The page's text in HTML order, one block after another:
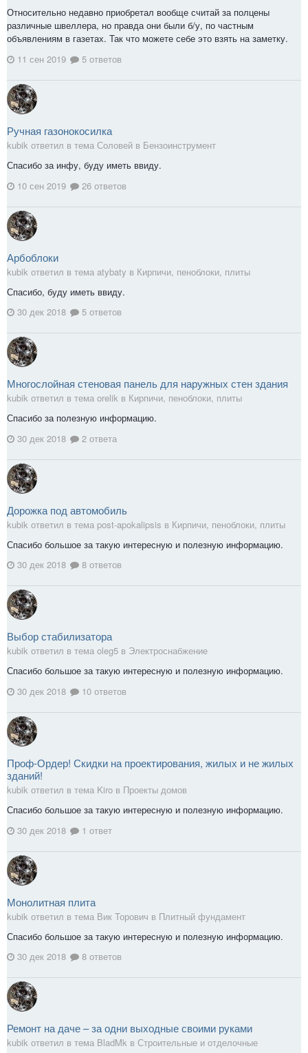
Относительно недавно приобретал вообще считай за полцены
различные швеллера, но правда они были б/у, по частным
объявлениям в газетах. Так что можете себе это взять на заметку.
11 сен 2019
5 ответов
Ручная газонокосилка
kubik ответил в тема Соловей в Бензоинструмент
Спасибо за инфу, буду иметь ввиду.
10 сен 2019
26 ответов
Арбоблоки
kubik ответил в тема atybaty в Кирпичи, пеноблоки, плиты
Спасибо, буду иметь ввиду.
30 дек 2018
5 ответов
Многослойная стеновая панель для наружных стен здания
kubik ответил в тема orelik в Кирпичи, пеноблоки, плиты
Спасибо за полезную информацию.
30 дек 2018
2 ответа
Дорожка под автомобиль
kubik ответил в тема post-apokalipsis в Кирпичи, пеноблоки, плиты
Спасибо большое за такую интересную и полезную информацию.
30 дек 2018
8 ответов
Выбор стабилизатора
kubik ответил в тема oleg5 в Электроснабжение
Спасибо большое за такую интересную и полезную информацию.
30 дек 2018
10 ответов
Проф-Ордер! Скидки на проектирования, жилых и не жилых
зданий!
kubik ответил в тема Kiro в Проекты домов
Спасибо большое за такую интересную и полезную информацию.
30 дек 2018
1 ответ
Монолитная плита
kubik ответил в тема Вик Торович в Плитный фундамент
Спасибо большое за такую интересную и полезную информацию.
30 дек 2018
8 ответов
Ремонт на даче – за одни выходные своими руками
kubik ответил в тема BladMk в Строительные и отделочные